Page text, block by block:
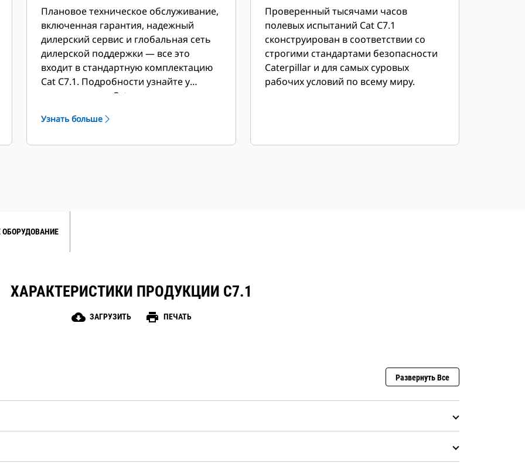
Плановое техническое обслуживание,
включенная гарантия, надежный
дилерский сервис и глобальная сеть
дилерской поддержки — все это
входит в стандартную комплектацию
Cat C7.1. Подробности узнайте у
вашего дилера Cat.
Узнать больше
Проверенный тысячами часов
полевых испытаний Cat C7.1
сконструирован в соответствии со
строгими стандартами безопасности
Caterpillar и для самых суровых
рабочих условий по всему миру.
ХАРАКТЕРИСТИКИ ПРОДУКЦИИ C7.1
cloud_download ЗАГРУЗИТЬ print ПЕЧАТЬ
Развернуть Все